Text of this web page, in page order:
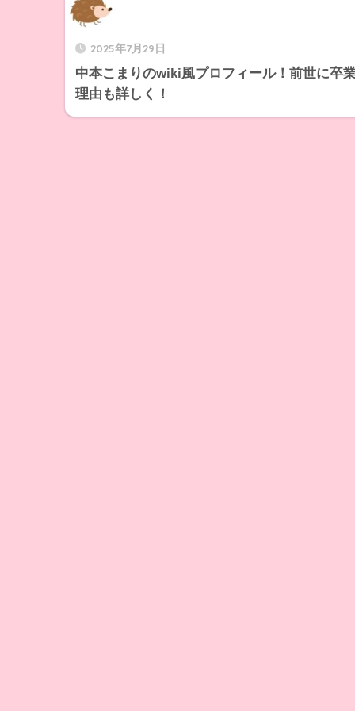
2025年7月29日
中本こまりのwiki風プロフィール！前世に卒
理由も詳しく！